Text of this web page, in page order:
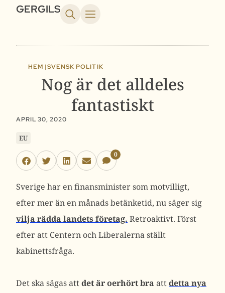
GERGILS
HEM |SVENSK POLITIK
Nog är det alldeles
fantastiskt
APRIL 30, 2020
EU
0
Sverige har en finansminister som motvilligt,
efter mer än en månads betänketid, nu säger sig
vilja rädda landets företag. Retroaktivt. Först
efter att Centern och Liberalerna ställt
kabinettsfråga.
Det ska sägas attdet är oerhört bra attdetta nya